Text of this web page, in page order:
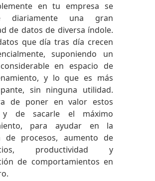
en tu empresa se
diariamente una gran
de datos de diversa índole.
que día tras día crecen
suponiendo un
en espacio de
y lo que es más
sin ninguna utilidad.
de poner en valor estos
y de sacarle el máximo
para ayudar en la
de procesos, aumento de
productividad y
de comportamientos en